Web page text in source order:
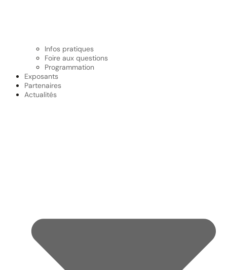
Infos pratiques
Foire aux questions
Programmation
Exposants
Partenaires
Actualités